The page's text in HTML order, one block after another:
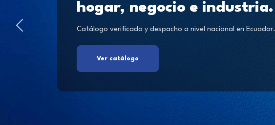
hogar, negocio e industria.
Catálogo verificado y despacho a nivel nacional en Ecuador.
Ver catálogo